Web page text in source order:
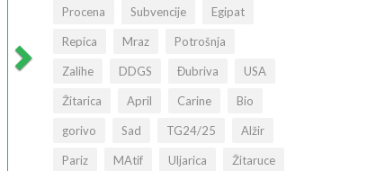
Procena Subvencije Egipat
Repica Mraz Potrošnja
Zalihe DDGS Đubriva USA
Žitarica April Carine Bio
gorivo Sad TG24/25 Alžir
Pariz MAtif Uljarica Žitaruce